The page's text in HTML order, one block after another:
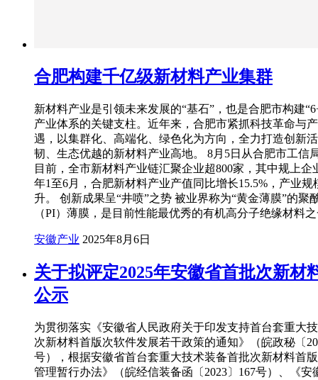
合肥构建千亿级新材料产业集群
新材料产业是引领未来发展的“基石”，也是合肥市构建
产业体系的关键支柱。近年来，合肥市紧抓科技革命与
遇，以集群化、高端化、绿色化为方向，全力打造创新
韧、生态优越的新材料产业高地。 8月5日从合肥市工信
目前，全市新材料产业链汇聚企业超800家，其中规上企
年1至6月，合肥新材料产业产值同比增长15.5%，产业规
升。 创新成果呈“井喷”之势 被业界称为“黄金薄膜”的聚
（PI）薄膜，是目前性能最优秀的有机高分子绝缘材料
安徽产业 2025年8月6日
关于拟评定2025年安徽省首批次新材
公示
为贯彻落实《安徽省人民政府关于印发支持首台套重大
次新材料首版次软件发展若干政策的通知》（皖政秘〔
号），根据安徽省首台套重大技术装备首批次新材料首
管理暂行办法》（皖经信装备函〔2023〕167号）、《安